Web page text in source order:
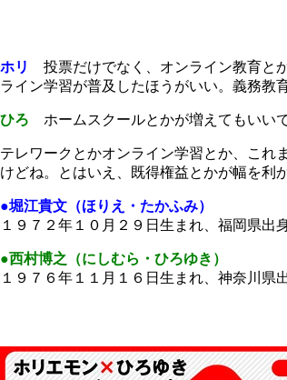
ホリ
投票だけでなく、オンライン教育と
ライン学習が普及したほうがいい。義務教
ひろ ホームスクールとかが増えてもいい
テレワークとかオンライン学習とか、これ
けどね。とはいえ、既得権益とかが幅を利
●堀江貴文（ほりえ・たかふみ）
１９７２年１０月２９日生まれ、福岡県出
●西村博之（にしむら・ひろゆき）
１９７６年１１月１６日生まれ、神奈川県